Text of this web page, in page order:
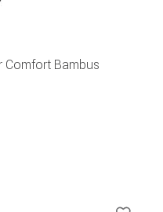
Comfort Bambus